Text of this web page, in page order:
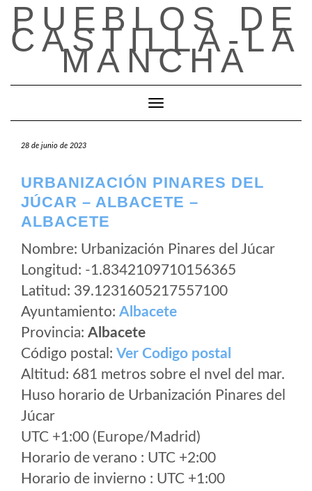
Saltar
contenido
PUEBLOS DE
CASTILLA-LA
MANCHA
Cambiar modo de navegación
28 de junio de 2023
URBANIZACIÓN PINARES DEL
JÚCAR – ALBACETE –
ALBACETE
Nombre: Urbanización Pinares del Júcar
Longitud: -1.8342109710156365
Latitud: 39.1231605217557100
Ayuntamiento: Albacete
Provincia: Albacete
Código postal: Ver Codigo postal
Altitud: 681 metros sobre el nvel del mar.
Huso horario de Urbanización Pinares del
Júcar
UTC +1:00 (Europe/Madrid)
Horario de verano : UTC +2:00
Horario de invierno : UTC +1:00